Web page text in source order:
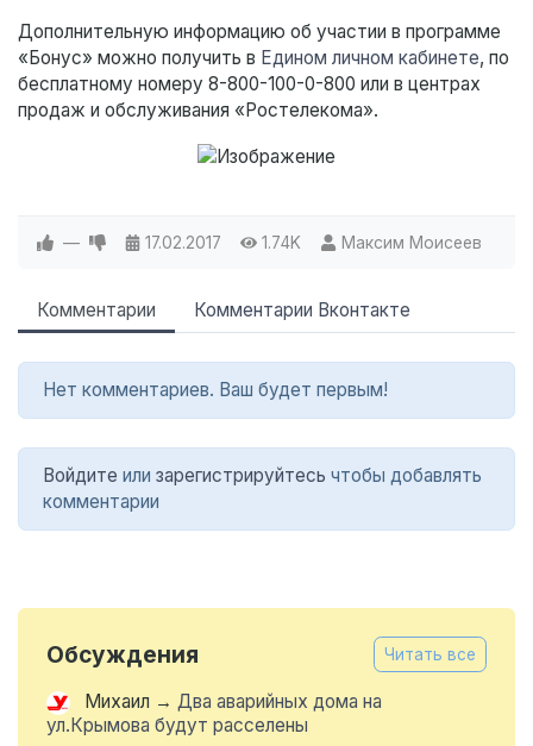
Дополнительную информацию об участии в программе
«Бонус» можно получить в Едином личном кабинете, по
бесплатному номеру 8-800-100-0-800 или в центрах
продаж и обслуживания «Ростелекома».
— 17.02.2017 1.74K Максим Моисеев
Комментарии Комментарии Вконтакте
Нет комментариев. Ваш будет первым!
Войдите или зарегистрируйтесь чтобы добавлять
комментарии
Обсуждения Читать все
Михаил → Два аварийных дома на
ул.Крымова будут расселены